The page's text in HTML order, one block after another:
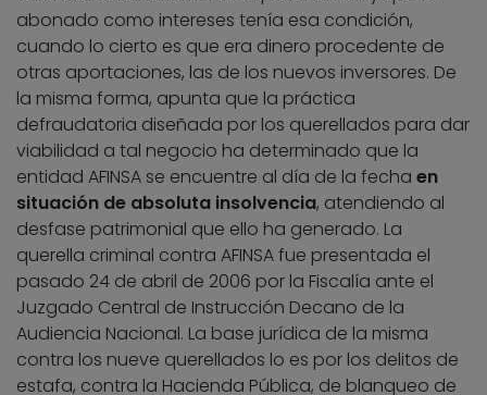
abonado como intereses tenía esa condición,
cuando lo cierto es que era dinero procedente de
otras aportaciones, las de los nuevos inversores. De
la misma forma, apunta que la práctica
defraudatoria diseñada por los querellados para dar
viabilidad a tal negocio ha determinado que la
entidad AFINSA se encuentre al día de la fecha en
situación de absoluta insolvencia, atendiendo al
desfase patrimonial que ello ha generado. La
querella criminal contra AFINSA fue presentada el
pasado 24 de abril de 2006 por la Fiscalía ante el
Juzgado Central de Instrucción Decano de la
Audiencia Nacional. La base jurídica de la misma
contra los nueve querellados lo es por los delitos de
estafa, contra la Hacienda Pública, de blanqueo de